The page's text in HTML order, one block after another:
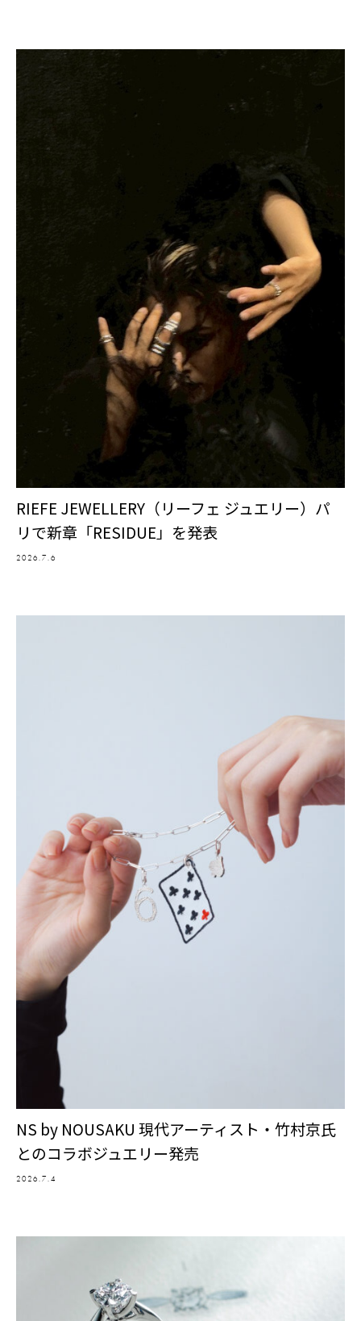
RIEFE JEWELLERY（リーフェ ジュエリー）パ
リで新章「RESIDUE」を発表
2026.7.6
NS by NOUSAKU 現代アーティスト・竹村京氏
とのコラボジュエリー発売
2026.7.4